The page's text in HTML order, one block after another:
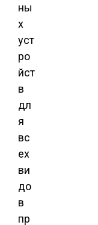
ны
х
уст
ро
йст
в
дл
я
вс
ех
ви
до
в
пр